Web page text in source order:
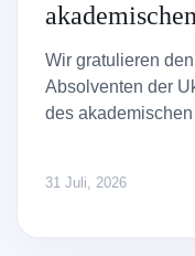
Wir gratulieren
Absolventen der
des
31 Juli, 2026